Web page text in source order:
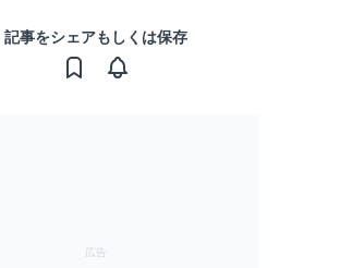
記事をシェアもしくは保存